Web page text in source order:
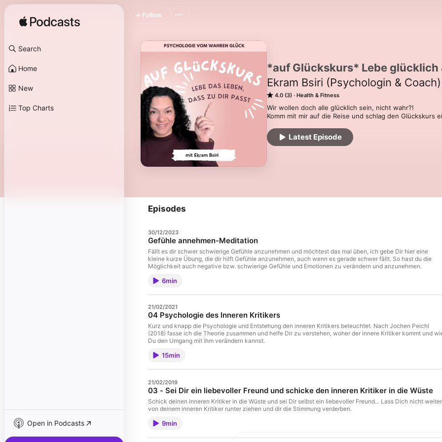
Search
Home
New
Top Charts
Open in Podcasts
*auf Glückskurs* Lebe glücklich
Ekram Bsiri (Psychologin & Coach)
4.0 (3) Health & Fitness
Wir wollen doch alle glücklich sein, nicht wahr?!
Komm mit mir auf die Reise und schlag den Glückskurs
Latest Episode
Follow
Episodes
30/12/2023
Gefühle annehmen-Meditation
Fällt es dir schwer schwierige Gefühle anzunehmen und möchtest das mal üben, ich gebe Dir hier eine
kleine kurze Übung, die dir hilft Gefühle anzunehmen, auch wenn es gerade schwer fällt. So hast du die
Möglichkeit auch negative bzw. schwierige Gefühle und Emotionen zu verändern und anzunehmen.
6min
21/02/2021
04 Psychologie des Inneren Kritikers
Kurz und knapp die Psychologie und Entstehung den inneren Kritikers beleuchtet. Nach Jochen Peichl
(2018) fasse ich die Theorie zusammen und helfe Dir zu verstehen, woher der innere Kritiker kommt und
Du den Umgang mit ihm verändern kannst.
15min
21/02/2019
03 - Sei Dir ein liebevoller Freund und schicke den inneren Kritiker in die Wüste
Schick deinen inneren Kritiker in die Wüste und sei Dir selbst ein liebevoller Freund... Lass Dich nicht weiter
von deinem inneren Kritiker runter ziehen und dir die Stimmung verderben.
9min